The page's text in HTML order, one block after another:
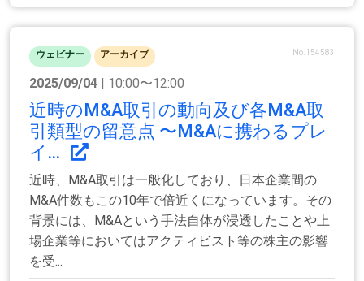
ウェビナー アーカイブ No.154583
2025/09/04 | 10:00〜12:00
近時のM&A取引の動向及び各M&A取
引類型の留意点 〜M&Aに携わるプレ
イ...
近時、M&A取引は一般化しており、日本企業間の
M&A件数もこの10年で倍近くになっています。その
背景には、M&Aという手法自体が浸透したことや上
場企業等においてはアクティビスト等の株主の影響
を受...